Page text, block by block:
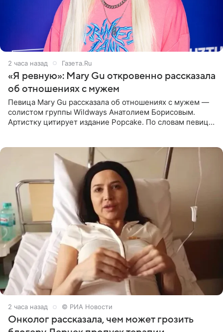
2 часа назад Газета.Ru
«Я ревную»: Mary Gu откровенно рассказала
об отношениях с мужем
Певица Mary Gu рассказала об отношениях с мужем —
солистом группы Wildways Анатолием Борисовым.
Артистку цитирует издание Popcake. По словам певицы,
2 часа назад © РИА Новости
Онколог рассказала, чем может грозить